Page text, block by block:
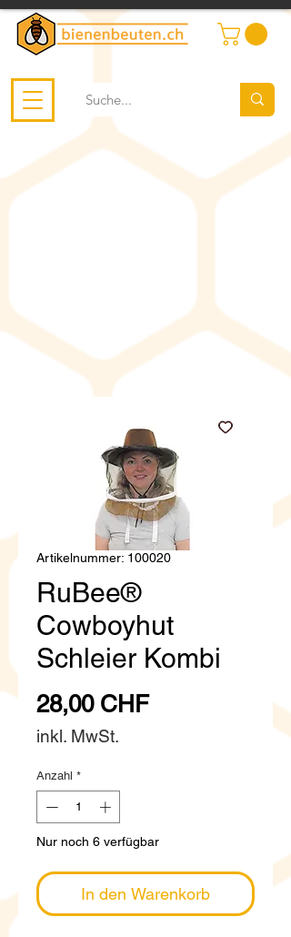
Artikelnummer: 100020
RuBee®
Cowboyhut
Schleier Kombi
28,00 CHFPreis
inkl. MwSt.
Anzahl *
Nur noch 6 verfügbar
In den Warenkorb